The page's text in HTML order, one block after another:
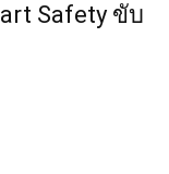
Safety ขับ